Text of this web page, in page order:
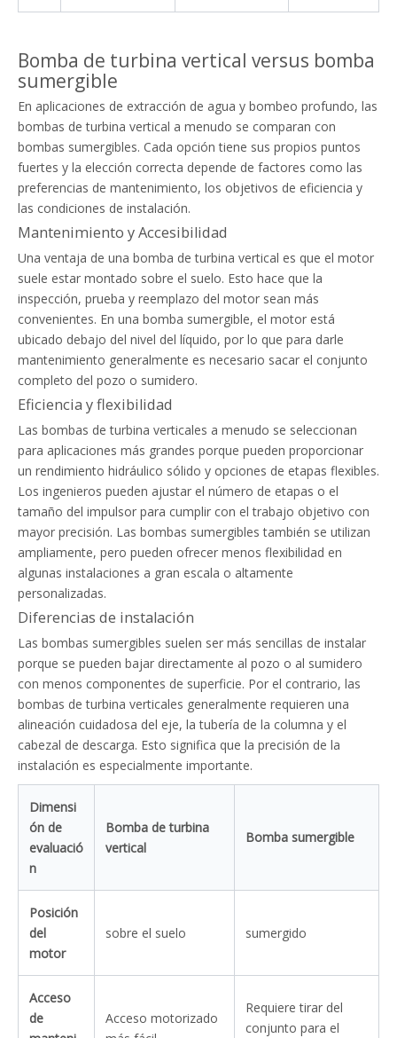
Bomba de turbina vertical versus bomba
sumergible
En aplicaciones de extracción de agua y bombeo profundo, las
bombas de turbina vertical a menudo se comparan con
bombas sumergibles. Cada opción tiene sus propios puntos
fuertes y la elección correcta depende de factores como las
preferencias de mantenimiento, los objetivos de eficiencia y
las condiciones de instalación.
Mantenimiento y Accesibilidad
Una ventaja de una bomba de turbina vertical es que el motor
suele estar montado sobre el suelo. Esto hace que la
inspección, prueba y reemplazo del motor sean más
convenientes. En una bomba sumergible, el motor está
ubicado debajo del nivel del líquido, por lo que para darle
mantenimiento generalmente es necesario sacar el conjunto
completo del pozo o sumidero.
Eficiencia y flexibilidad
Las bombas de turbina verticales a menudo se seleccionan
para aplicaciones más grandes porque pueden proporcionar
un rendimiento hidráulico sólido y opciones de etapas flexibles.
Los ingenieros pueden ajustar el número de etapas o el
tamaño del impulsor para cumplir con el trabajo objetivo con
mayor precisión. Las bombas sumergibles también se utilizan
ampliamente, pero pueden ofrecer menos flexibilidad en
algunas instalaciones a gran escala o altamente
personalizadas.
Diferencias de instalación
Las bombas sumergibles suelen ser más sencillas de instalar
porque se pueden bajar directamente al pozo o al sumidero
con menos componentes de superficie. Por el contrario, las
bombas de turbina verticales generalmente requieren una
alineación cuidadosa del eje, la tubería de la columna y el
cabezal de descarga. Esto significa que la precisión de la
instalación es especialmente importante.
Dimensi
ón de
evaluació
n
Bomba de turbina
vertical
Bomba sumergible
Posición
del
motor
sobre el suelo sumergido
Acceso
de
Acceso motorizado
Requiere tirar del
conjunto para el